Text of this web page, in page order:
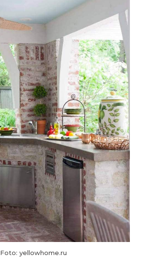
Foto: yellowhome.ru